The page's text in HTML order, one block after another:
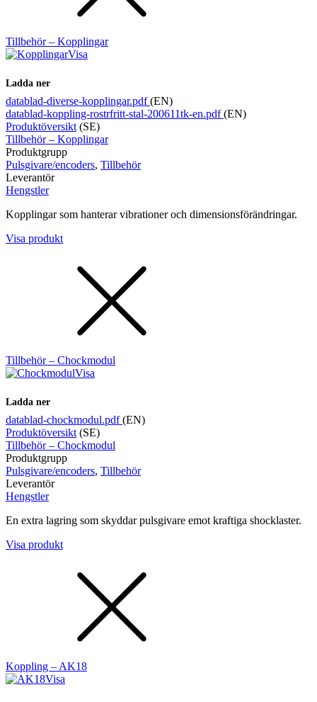
Tillbehör – Kopplingar
Visa
Ladda ner
datablad-diverse-kopplingar.pdf(EN)
datablad-koppling-rostrfritt-stal-200611tk-en.pdf(EN)
Produktöversikt (SE)
Tillbehör – Kopplingar
Produktgrupp
Pulsgivare/encoders, Tillbehör
Leverantör
Hengstler
Kopplingar som hanterar vibrationer och dimensionsförändringar.
Visa produkt
Tillbehör – Chockmodul
Visa
Ladda ner
datablad-chockmodul.pdf(EN)
Produktöversikt (SE)
Tillbehör – Chockmodul
Produktgrupp
Pulsgivare/encoders, Tillbehör
Leverantör
Hengstler
En extra lagring som skyddar pulsgivare emot kraftiga shocklaster.
Visa produkt
Koppling – AK18
Visa